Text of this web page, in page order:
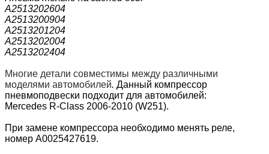
A2513202604
A2513200904
A2513201204
A2513202004
A2513202404
Многие детали совместимы между различными
моделями автомобилей. Данный компрессор
пневмоподвески подходит для автомобилей:
Mercedes R-Class 2006-2010 (W251).
При замене компрессора необходимо менять реле,
номер A0025427619.